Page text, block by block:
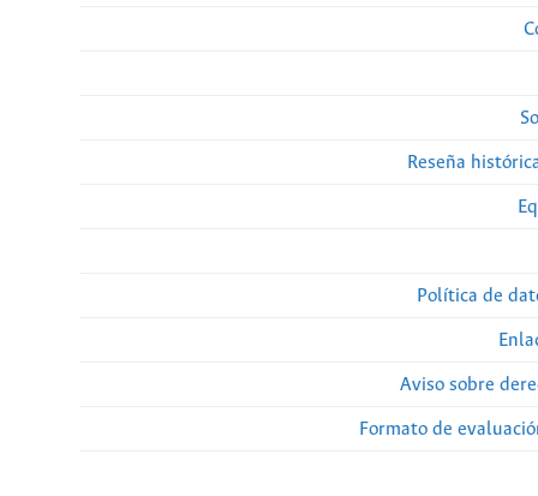
Reseña
Política de
Aviso sobre
Formato de